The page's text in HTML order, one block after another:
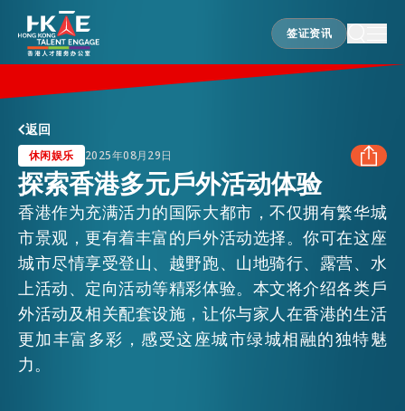
签证资讯
签证资讯
香港优势
居港须知
人才支援
就业资讯
返回
休闲娱乐 2025年08月29日
FACEBOOK
LINKEDIN
WHATSAPP
探索香港多元戶外活动体验
香港作为充满活力的国际大都市，不仅拥有繁华城
市景观，更有着丰富的戶外活动选择。你可在这座
城市尽情享受登山、越野跑、山地骑行、露营、水
上活动、定向活动等精彩体验。本文将介绍各类戶
外活动及相关配套设施，让你与家人在香港的生活
更加丰富多彩，感受这座城市绿城相融的独特魅
力。